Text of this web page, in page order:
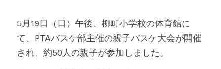
PTA会則
ライブラリ
5月19日（日）午後、柳町小学校の体育館に
て、PTAバスケ部主催の親子バスケ大会が開催
され、約50人の親子が参加しました。